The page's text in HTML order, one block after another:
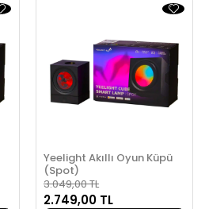
Yeelight Akıllı Oyun Küpü
(Spot)
3.049,00 TL
2.749,00 TL